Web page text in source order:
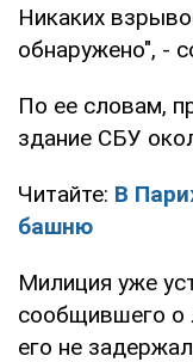
Никаких
обнаружено", -
По ее словам,
здание СБУ
Читайте: В
башню
Милиция уже
сообщившего о
его не